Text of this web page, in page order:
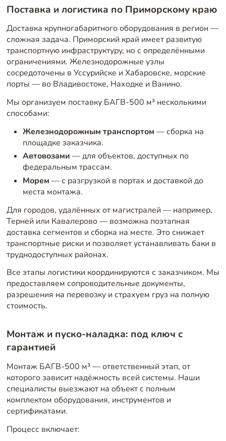
Поставка и логистика по Приморскому краю
Доставка крупногабаритного оборудования в регион —
сложная задача. Приморский край имеет развитую
транспортную инфраструктуру, но с определёнными
ограничениями. Железнодорожные узлы
сосредоточены в Уссурийске и Хабаровске, морские
порты — во Владивостоке, Находке и Ванино.
Мы организуем поставку БАГВ-500 м³ несколькими
способами:
Железнодорожным транспортом — сборка на
площадке заказчика.
Автовозами — для объектов, доступных по
федеральным трассам.
Морем — с разгрузкой в портах и доставкой до
места монтажа.
Для городов, удалённых от магистралей — например,
Терней или Кавалерово — возможна поэтапная
доставка сегментов и сборка на месте. Это снижает
транспортные риски и позволяет устанавливать баки в
труднодоступных районах.
Все этапы логистики координируются с заказчиком. Мы
предоставляем сопроводительные документы,
разрешения на перевозку и страхуем груз на полную
стоимость.
Монтаж и пуско-наладка: под ключ с
гарантией
Монтаж БАГВ-500 м³ — ответственный этап, от
которого зависит надёжность всей системы. Наши
специалисты выезжают на объект с полным
комплектом оборудования, инструментов и
сертификатами.
Процесс включает: